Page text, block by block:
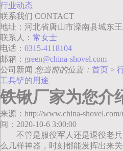
行业动态
联系我们 CONTACT
地址：河北省唐山市滦南县城东
联系人： 常女士
电话： 0315-4118104
邮箱： green@china-shovel.com
公司新闻 您当前的位置： 首页 >
工兵铲的用途
铁锹厂家为您介
来源：http://www.china-
间：2020-10-6 3:00:00
不管是服役军人还是退役老
么几样神器，时刻都能发挥出来